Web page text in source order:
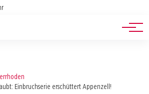
Einbruchserie erschüttert Appenzell!